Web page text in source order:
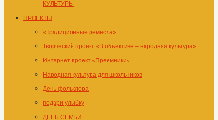
КУЛЬТУРЫ
ПРОЕКТЫ
«Традиционные ремесла»
Творческий проект «В объективе – народная культура»
Интернет проект «Преемники»
Народная культура для школьников
День фольклора
подари улыбку
ДЕНЬ СЕМЬИ